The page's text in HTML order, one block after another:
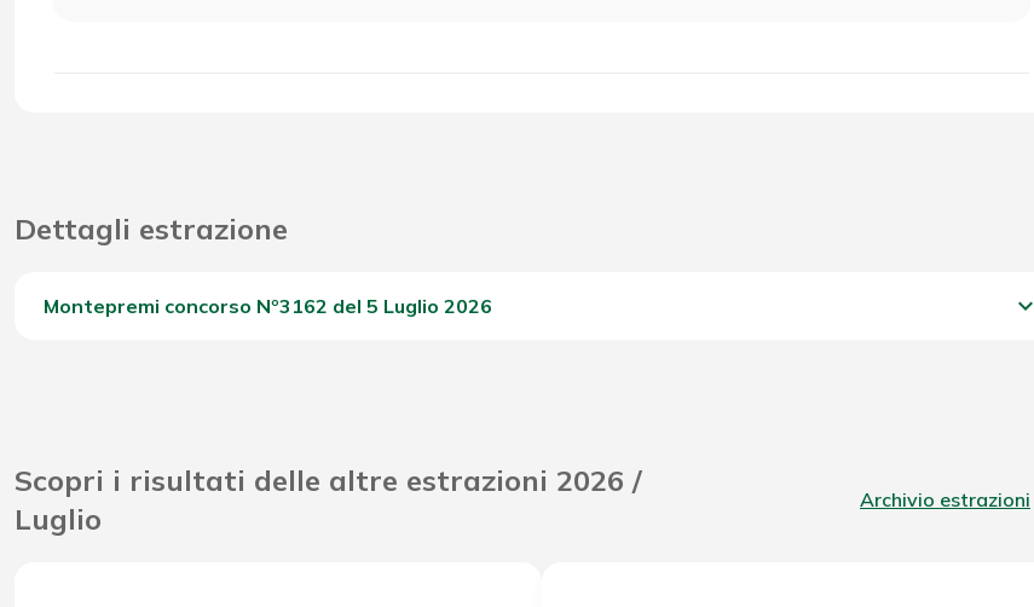
Dettagli estrazione
Montepremi concorso Nº3162 del 5 Luglio 2026 keyboard_arrow_down
Scopri i risultati delle altre estrazioni 2026 /
Luglio
Archivio estrazioni